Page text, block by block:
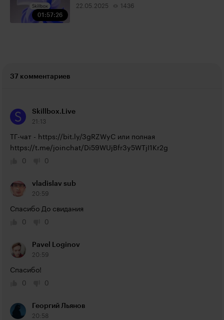
01:57:26
22.05.2025 1436
37 комментариев
Skillbox.Live
21:13
ТГ-чат - https://bit.ly/3gRZWyC
https://t.me/joinchat/Di59WUjBfr3y5WTjI1Kr2g
0
0
vladislav sub
20:59
Спасибо До свидания
0
0
Pavel Loginov
20:59
Спасибо!
0
0
Георгий Льянов
20:58